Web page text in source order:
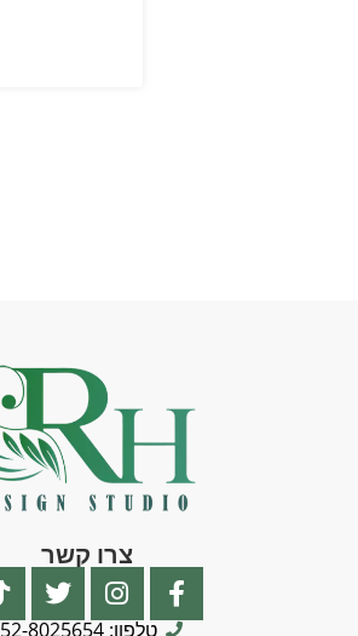
צרו קשר
טלפון: 052-8025654